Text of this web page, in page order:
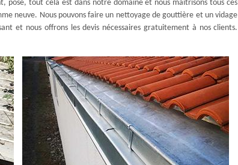
tout cela est dans notre domaine et nous maitrisons tous ces
neuve. Nous pouvons faire un nettoyage de gouttière et un vidage
et nous offrons les devis nécessaires gratuitement à nos clients.